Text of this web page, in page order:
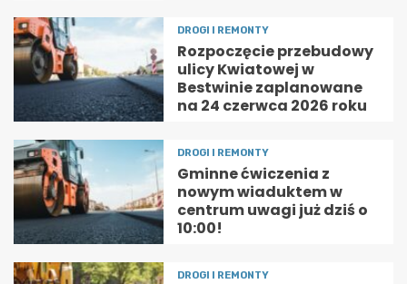
DROGI I REMONTY
Rozpoczęcie przebudowy
ulicy Kwiatowej w
Bestwinie zaplanowane
na 24 czerwca 2026 roku
DROGI I REMONTY
Gminne ćwiczenia z
nowym wiaduktem w
centrum uwagi już dziś o
10:00!
DROGI I REMONTY